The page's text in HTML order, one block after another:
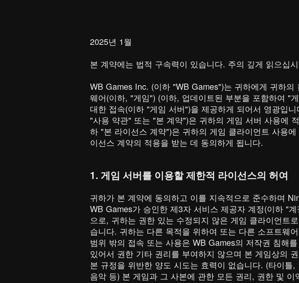
2025년 1월
본 계약에는 법적 구속력이 있습니다. 주의 깊게 읽으십
WB Games Inc. (이하 "WB Games")는 귀하에게 귀하
웨어(이하, "게임") (이하, 업데이트된 부분을 포함하여 "
대한 접속(이하 "게임 서버")을 제공하게 되어서 영광입
"사용 약관" 또는 "본 계약")은 귀하의 게임 서버 사용에
하 "본 라이선스 계약")은 귀하의 게임 클라이언트 사용
이선스 계약의 적용을 받는 데 동의하게 됩니다.
1. 게임 서버를 이용할 제한적 라이선스의 허여
귀하가 본 계약에 동의하고 이를 지속적으로 준수하며
WB Games가 승인한 제3자 서비스 제공자 계정(이하 "
으로, 귀하는 권한 있는 수정되지 않은 게임 클라이언트
습니다. 귀하는 다른 목적을 위하여 또는 다른 소프트웨
범위 밖의 접속 또는 사용은 WB Games의 저작권 침해
있어서 권한 기타 권리를 부여하지 않으며 본 게임상의
본 규정을 위반한 양도 시도는 효력이 없습니다. (타이
음악 등) 본 게임과 그 사본에 관한 모든 권리, 권한 및